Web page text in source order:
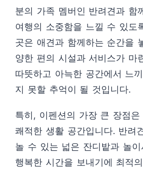
분의 가족 멤버인 반려견과 함
여행의 소중함을 느낄 수 있도
곳은 애견과 함께하는 순간을
양한 편의 시설과 서비스가 마
따뜻하고 아늑한 공간에서 느
지 못할 추억이 될 것입니다.
특히, 이펜션의 가장 큰 장점은
쾌적한 생활 공간입니다. 반려
놀 수 있는 넓은 잔디밭과 놀이
행복한 시간을 보내기에 최적